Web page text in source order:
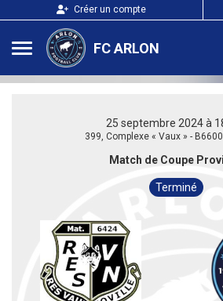
Créer un compte
FC ARLON
25 septembre 2024 à
399, Complexe « Vaux » -
Match de Coupe
Terminé
Panneau de gestion des cookies